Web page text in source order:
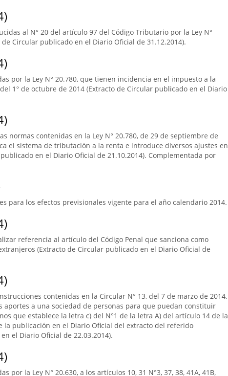
al N° 20 del artículo 97 del Código Tributario por la Ley N°
Circular publicado en el Diario Oficial de 31.12.2014).
por la Ley N° 20.780, que tienen incidencia en el impuesto a la
1° de octubre de 2014 (Extracto de Circular publicado en el Diario
normas contenidas en la Ley N° 20.780, de 29 de septiembre de
el sistema de tributación a la renta e introduce diversos ajustes en
en el Diario Oficial de 21.10.2014). Complementada por
para los efectos previsionales vigente para el año calendario 2014.
referencia al artículo del Código Penal que sanciona como
(Extracto de Circular publicado en el Diario Oficial de
contenidas en la Circular N° 13, del 7 de marzo de 2014,
a una sociedad de personas para que puedan constituir
que establece la letra c) del N°1 de la letra A) del artículo 14 de la
la publicación en el Diario Oficial del extracto del referido
el Diario Oficial de 22.03.2014).
por la Ley N° 20.630, a los artículos 10, 31 N°3, 37, 38, 41A, 41B,